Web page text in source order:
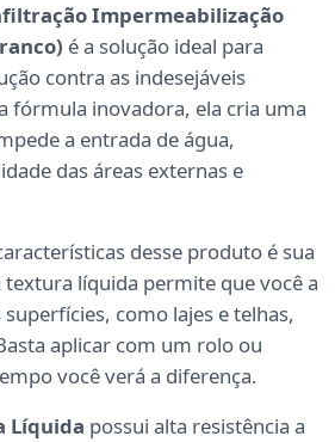
Impermeabilização
é a solução ideal para
contra as indesejáveis
fórmula inovadora, ela cria uma
a entrada de água,
das áreas externas e
desse produto é sua
textura líquida permite que você a
como lajes e telhas,
aplicar com um rolo ou
você verá a diferença.
Líquida possui alta resistência a